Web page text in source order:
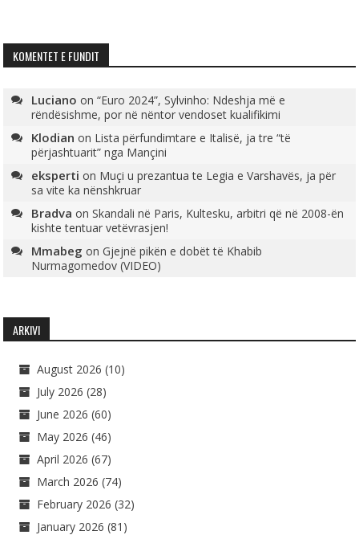
KOMENTET E FUNDIT
Luciano on“Euro 2024”, Sylvinho: Ndeshja më e
rëndësishme, por në nëntor vendoset kualifikimi
Klodian on Lista përfundimtare e Italisë, ja tre “të
përjashtuarit” nga Mançini
eksperti on Muçi u prezantua te Legia e Varshavës, ja për
sa vite ka nënshkruar
Bradva onSkandali në Paris, Kultesku, arbitri që në 2008-ën
kishte tentuar vetëvrasjen!
Mmabeg onGjejnë pikën e dobët të Khabib
Nurmagomedov (VIDEO)
ARKIVI
August 2026 (10)
July 2026 (28)
June 2026 (60)
May 2026 (46)
April 2026 (67)
March 2026 (74)
February 2026 (32)
January 2026 (81)